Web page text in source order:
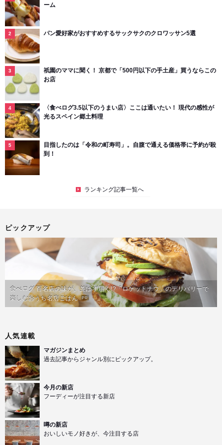
ーム
パン愛好家がおすすめするサックサクのクロワッサン5選
祇園のママに聞く！ 京都で「500円以下の手土産」買うならこの
お店
〈食べログ3.5以下のうまい店〉ここは通いたい！ 現代の感性が
光るスペイン郷土料理
目指したのは「令和の町寿司」。自腹で通える価格帯に予約が殺
到！
ランキング記事一覧へ
ピックアップ
食べログ 百名店の味が、並ばず届く!?「ロケットナウ」のデリバリーで
楽しむおうち名店ごはん PR
人気連載
マガジンまとめ
過去記事からジャンル別にピックアップ。
今月の新店
フーディーが注目する新店
噂の新店
おいしいモノ好きが、今注目する店